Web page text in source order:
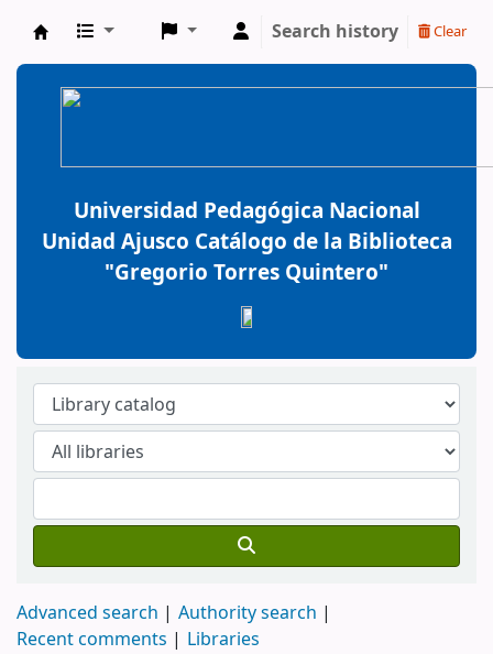
BiblioGTQ
Search history Clear
Universidad Pedagógica Nacional
Unidad Ajusco Catálogo de la Biblioteca
"Gregorio Torres Quintero"
Advanced search
Authority search
Recent comments
Libraries